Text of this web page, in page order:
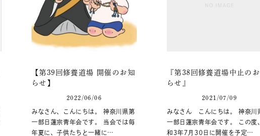
【第39回修養道場 開催のお知
らせ】
2022/06/06
みなさん、こんにちは。 神奈川県第
一部日蓮宗青年会です。 当会では毎
年夏に、子供たちと一緒に…
『第38回修養道場中止の
らせ』
2021/07/09
みなさん こんにちは。 神奈川
一部日蓮宗青年会です。 この度
和3年7月30日に開催を予定…